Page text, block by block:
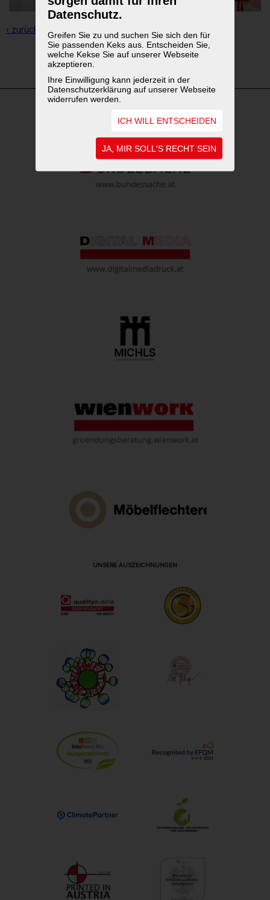
Datenschutz.
Greifen Sie zu und suchen Sie sich den für
Sie passenden Keks aus. Entscheiden Sie,
welche Kekse Sie auf unserer Webseite
akzeptieren.
Ihre Einwilligung kann jederzeit in der
Datenschutzerklärung auf unserer Webseite
widerrufen werden.
ICH WILL ENTSCHEIDEN
JA, MIR SOLL'S RECHT SEIN
‹ zurück zur Übersicht
1 2 3
WEITERFÜHRENDE LINKS
UNSERE AUSZEICHNUNGEN